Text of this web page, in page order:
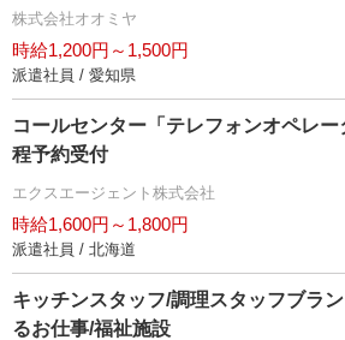
株式会社オオミヤ
時給1,200円～1,500円
派遣社員 / 愛知県
コールセンター「テレフォンオペレー
程予約受付
エクスエージェント株式会社
時給1,600円～1,800円
派遣社員 / 北海道
キッチンスタッフ/調理スタッフブラ
るお仕事/福祉施設